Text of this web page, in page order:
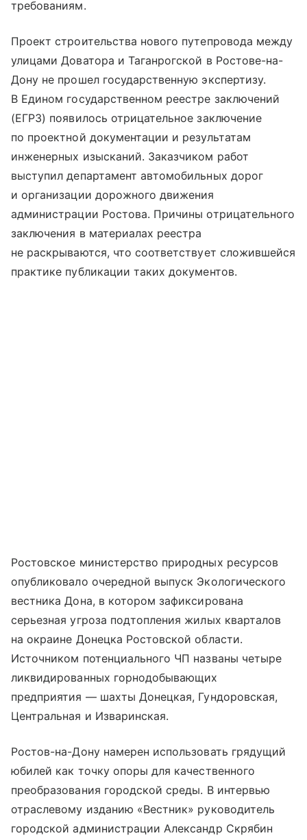
требованиям.
Проект строительства нового путепровода между
улицами Доватора и Таганрогской в Ростове-на-
Дону не прошел государственную экспертизу.
В Едином государственном реестре заключений
(ЕГРЗ) появилось отрицательное заключение
по проектной документации и результатам
инженерных изысканий. Заказчиком работ
выступил департамент автомобильных дорог
и организации дорожного движения
администрации Ростова. Причины отрицательного
заключения в материалах реестра
не раскрываются, что соответствует сложившейся
практике публикации таких документов.
Ростовское министерство природных ресурсов
опубликовало очередной выпуск Экологического
вестника Дона, в котором зафиксирована
серьезная угроза подтопления жилых кварталов
на окраине Донецка Ростовской области.
Источником потенциального ЧП названы четыре
ликвидированных горнодобывающих
предприятия — шахты Донецкая, Гундоровская,
Центральная и Изваринская.
Ростов-на-Дону намерен использовать грядущий
юбилей как точку опоры для качественного
преобразования городской среды. В интервью
отраслевому изданию «Вестник» руководитель
городской администрации Александр Скрябин